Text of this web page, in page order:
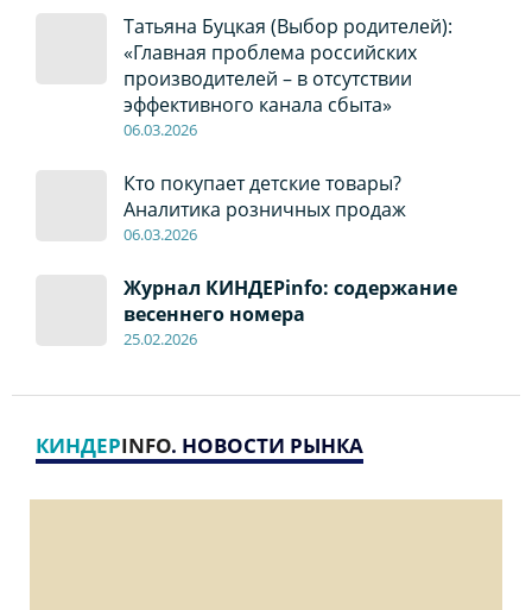
Татьяна Буцкая (Выбор родителей):
«Главная проблема российских
производителей – в отсутствии
эффективного канала сбыта»
06.03.2026
Кто покупает детские товары?
Аналитика розничных продаж
06.03.2026
Журнал КИНДЕРinfo: содержание
весеннего номера
25.02.2026
КИНДЕРINFO. НОВОСТИ РЫНКА